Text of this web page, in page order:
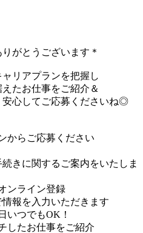
がとうございます＊
リアプランを把握し
たお仕事をご紹介＆
安心してご応募くださいね◎
からご応募ください
きに関するご案内をいたしま
ンライン登録
報を入力いただきます
つでもOK！
したお仕事をご紹介